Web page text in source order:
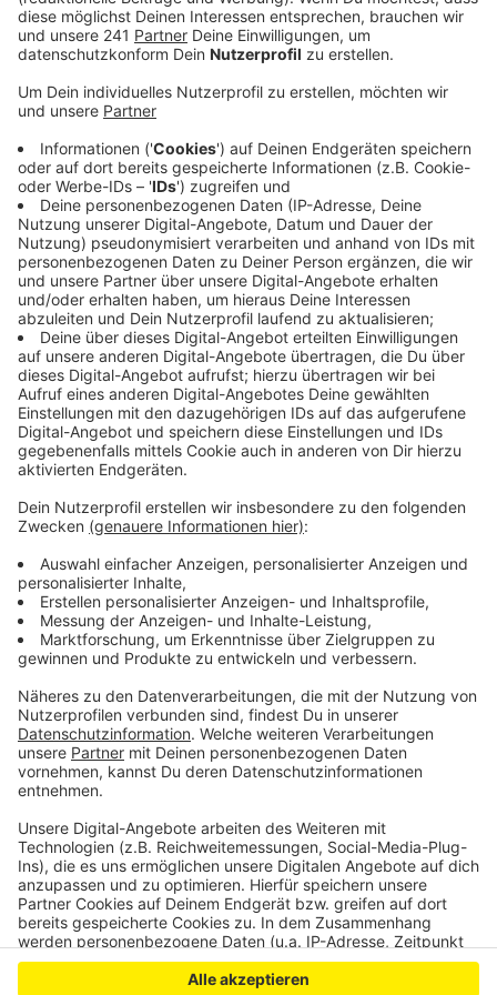
Anzeige
Anzeige
Fahrgeschäfte anbieten: Zum Beispiel eine 22 Meter
hohe Überschlagsschaukel. In der Fußgängerzone
gibt’s außerdem einen Trödelmarkt und am Sonntag
öffnen die Geschäfte zum verkaufsoffenen Sonntag.
Das Stadtfest geht bis Montagabend, da wird es zum
Abschluss ein großes Feuerwerk geben.
Anzeige
Weitere Meldungen aus Leverkusen
Anzeige
Ferienstart führt zu vollen Leverkusener
Autobahnen
Leverkusen schneidet gut ab im Krisen-Check
Chempark-Katastrophe jährt sich in Leverkusen
Anzeige
Anzeige